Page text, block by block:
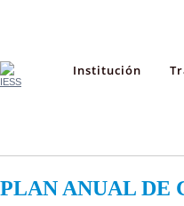
Institución
PLAN ANUAL DE